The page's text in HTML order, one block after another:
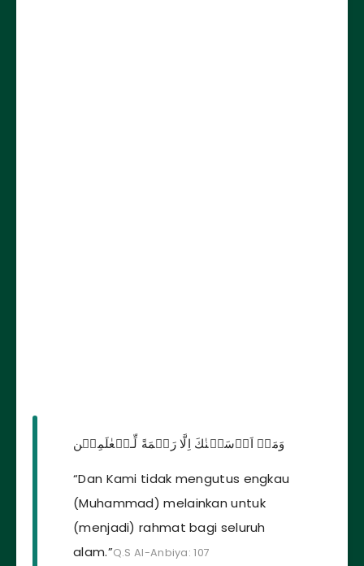
وَمَاۤ اَرۡسَلۡنٰكَ اِلَّا رَحۡمَةً لِّـلۡعٰلَمِيۡن
“Dan Kami tidak mengutus engkau
(Muhammad) melainkan untuk
(menjadi) rahmat bagi seluruh
alam.”Q.S Al-Anbiya: 107